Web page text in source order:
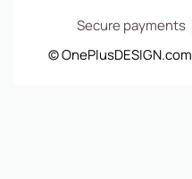
Secure payments
© OnePlusDESIGN.com